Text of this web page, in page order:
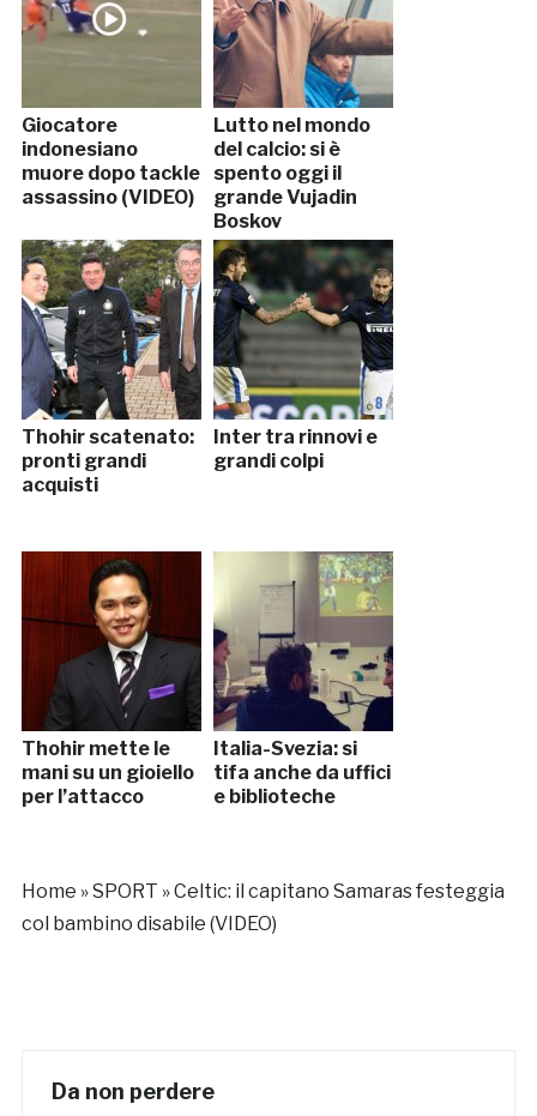
Giocatore
indonesiano
muore dopo tackle
assassino (VIDEO)
Lutto nel mondo
del calcio: si è
spento oggi il
grande Vujadin
Boskov
Thohir scatenato:
pronti grandi
acquisti
Inter tra rinnovi e
grandi colpi
Thohir mette le
mani su un gioiello
per l’attacco
Italia-Svezia: si
tifa anche da uffici
e biblioteche
Home »SPORT »Celtic: il capitano Samaras festeggia
col bambino disabile (VIDEO)
Da non perdere